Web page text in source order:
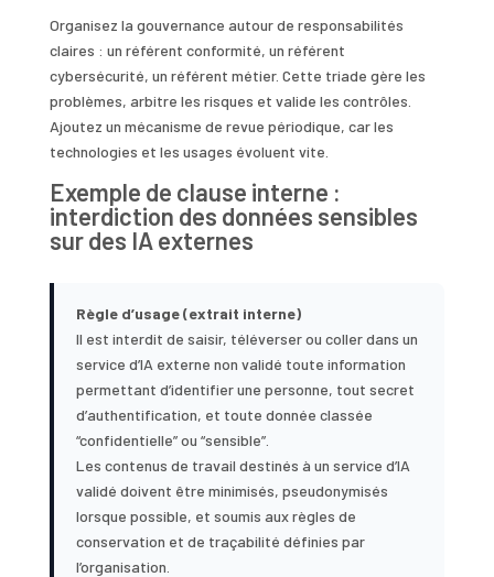
Organisez la gouvernance autour de responsabilités
claires : un référent conformité, un référent
cybersécurité, un référent métier. Cette triade gère les
problèmes, arbitre les risques et valide les contrôles.
Ajoutez un mécanisme de revue périodique, car les
technologies et les usages évoluent vite.
Exemple de clause interne :
interdiction des données sensibles
sur des IA externes
Règle d’usage (extrait interne)
Il est interdit de saisir, téléverser ou coller dans un
service d’IA externe non validé toute information
permettant d’identifier une personne, tout secret
d’authentification, et toute donnée classée
“confidentielle” ou “sensible”.
Les contenus de travail destinés à un service d’IA
validé doivent être minimisés, pseudonymisés
lorsque possible, et soumis aux règles de
conservation et de traçabilité définies par
l’organisation.